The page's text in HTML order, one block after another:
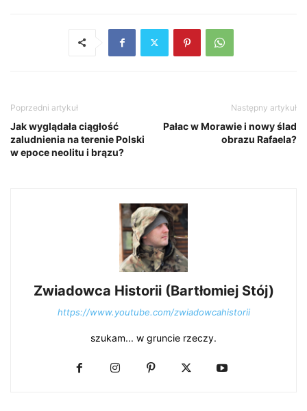
Poprzedni artykuł
Jak wyglądała ciągłość
zaludnienia na terenie Polski
w epoce neolitu i brązu?
Następny artykuł
Pałac w Morawie i nowy ślad
obrazu Rafaela?
Zwiadowca Historii (Bartłomiej Stój)
https://www.youtube.com/zwiadowcahistorii
szukam... w gruncie rzeczy.